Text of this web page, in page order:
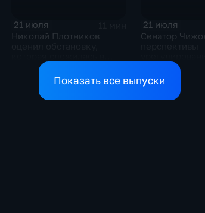
21 июля
Николай Плотников
отношениях между США
21 июля
Сенатор
конфликтов
Востоке и
Европой
Показать все выпуски